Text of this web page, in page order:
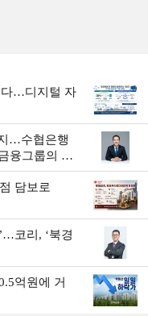
다…디지털 자
…수협은행
융그룹의 꿈
담보로
코리, ‘북경
억원에 거